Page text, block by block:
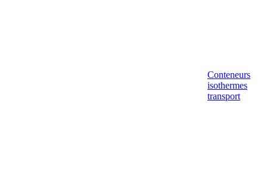
Conteneurs
isothermes
transport